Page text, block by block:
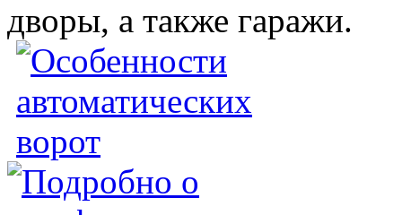
дворы, а также гаражи.